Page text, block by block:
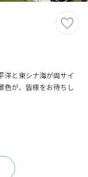
洋と東シナ海が両サイ
色が、皆様をお待ちし